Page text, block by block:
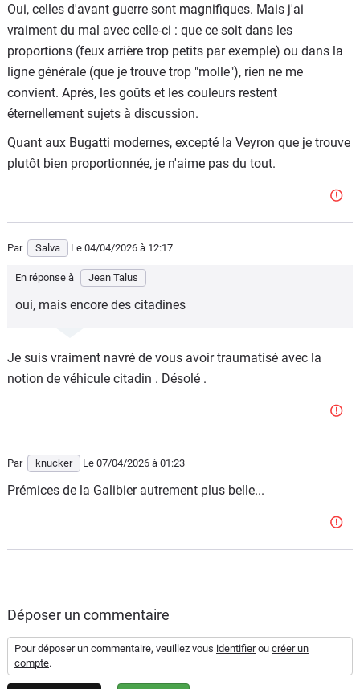
Oui, celles d'avant guerre sont magnifiques. Mais j'ai
vraiment du mal avec celle-ci : que ce soit dans les
proportions (feux arrière trop petits par exemple) ou dans la
ligne générale (que je trouve trop "molle"), rien ne me
convient. Après, les goûts et les couleurs restent
éternellement sujets à discussion.
Quant aux Bugatti modernes, excepté la Veyron que je trouve
plutôt bien proportionnée, je n'aime pas du tout.
Par Salva Le 04/04/2026 à 12:17
En réponse à Jean Talus
oui, mais encore des citadines
Je suis vraiment navré de vous avoir traumatisé avec la
notion de véhicule citadin . Désolé .
Par knucker Le 07/04/2026 à 01:23
Prémices de la Galibier autrement plus belle...
Déposer un commentaire
Pour déposer un commentaire, veuillez vous identifierou créer un
compte.